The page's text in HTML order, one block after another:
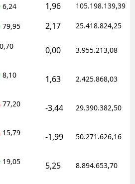
6,24 1,96 105.198.139,39
79,95 2,17 25.418.824,25
0,00 3.955.213,08
8,10 1,63 2.425.868,03
77,20 -3,44 29.390.382,50
15,79 -1,99 50.271.626,16
19,05 5,25 8.894.653,70